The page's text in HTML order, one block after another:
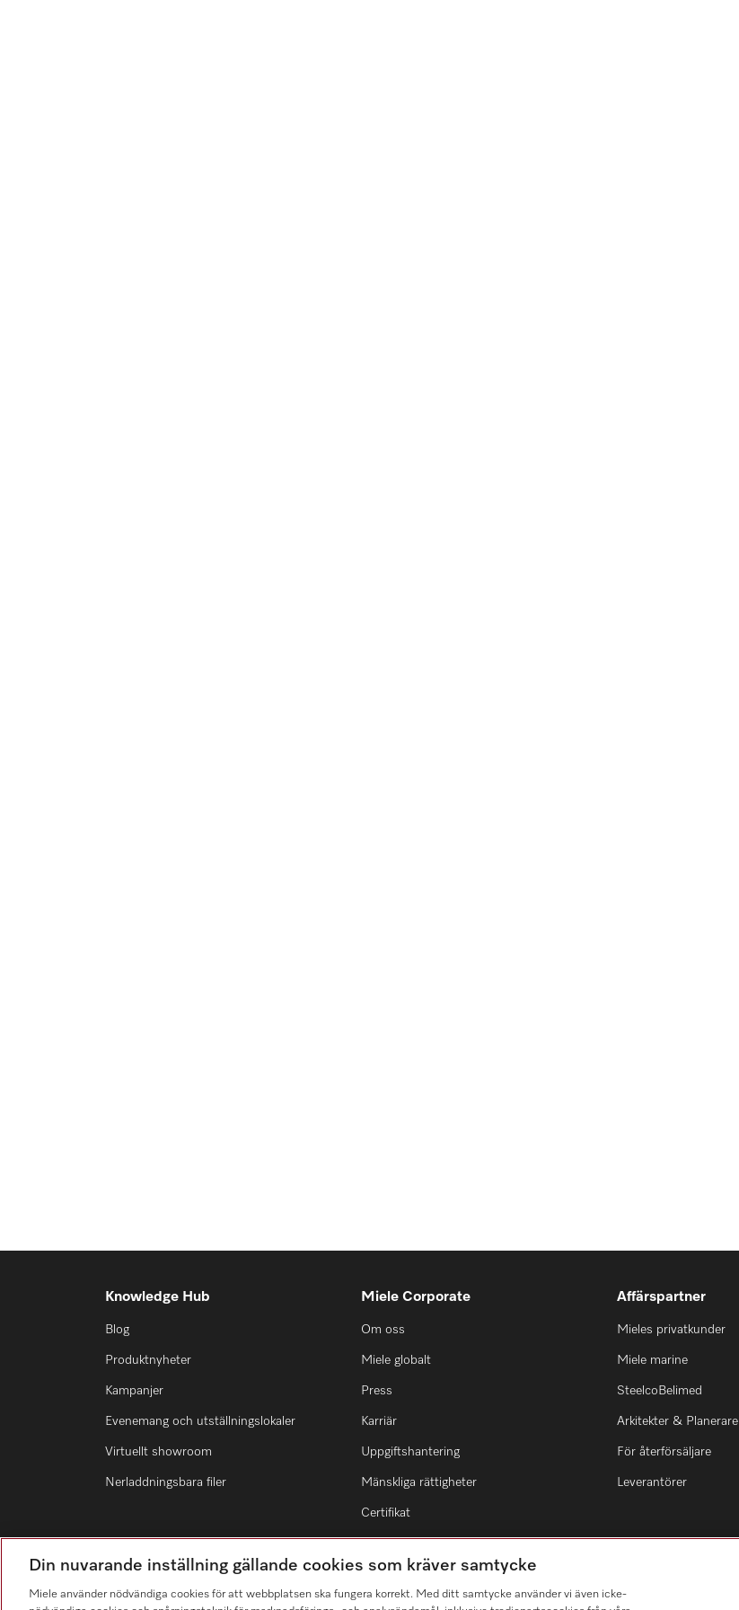
Knowledge Hub
Blog
Produktnyheter
Kampanjer
Evenemang och utställningslokaler
Virtuellt showroom
Nerladdningsbara filer
Miele Corporate
Om oss
Miele globalt
Press
Karriär
Uppgiftshantering
Mänskliga rättigheter
Certifikat
Affärspartner
Mieles privatkunder
Miele marine
SteelcoBelimed
Arkitekter & Planerare
För återförsäljare
Leverantörer
Din nuvarande inställning gällande cookies som kräver samtycke
Miele använder nödvändiga cookies för att webbplatsen ska fungera korrekt. Med ditt samtycke använder vi även icke-